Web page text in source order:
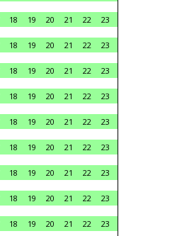
18 19 20 21 22
23
18 19 20 21 22
23
18 19 20 21 22
23
18 19 20 21 22
23
18 19 20 21 22
23
18 19 20 21 22
23
18 19 20 21 22
23
18 19 20 21 22
23
18 19 20 21 22
23